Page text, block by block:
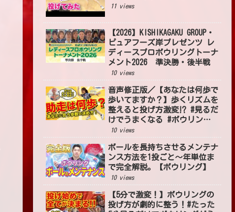
11 views
【2026】KISHIKAGAKU GROUP・
ピュアフーズ岸プレゼンツ レ
ディースプロボウリングトーナ
メント2026 準決勝・後半戦
10 views
音声修正版／【あなたは何歩で
歩いてますか？】歩くリズムを
整えると投げ方激変⁉ #見るだ
けでうまくなる #ボウリング
投げ方 #54
10 views
ボールを長持ちさせるメンテナ
ンス方法を1投ごと〜年単位ま
で完全解説。【ボウリング】
10 views
【5分で激変！】ボウリングの
投げ方が劇的に整う！#たった